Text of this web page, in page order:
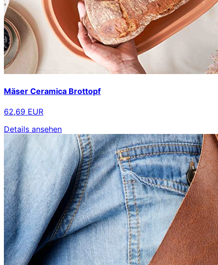
Mäser Ceramica Brottopf
62,69 EUR
Details ansehen